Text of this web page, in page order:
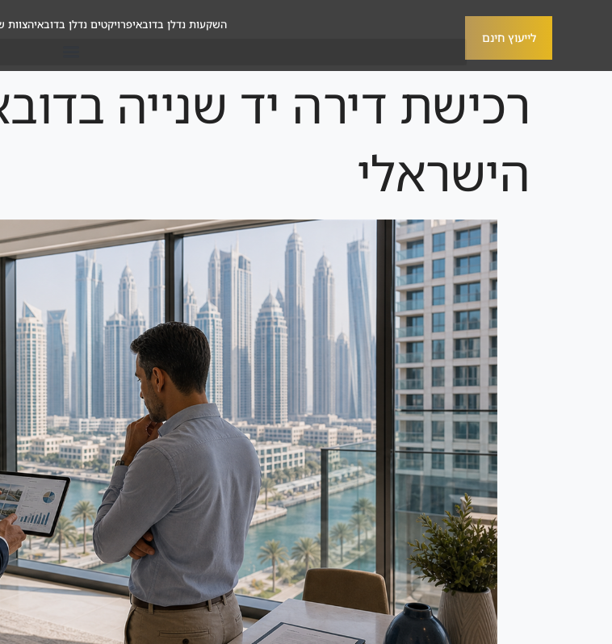
השקעות נדלן בדובאיפרויקטים נדלן בדובאיהצוות
לייעוץ חינם
רכישת דירה יד שנייה
הישראלי